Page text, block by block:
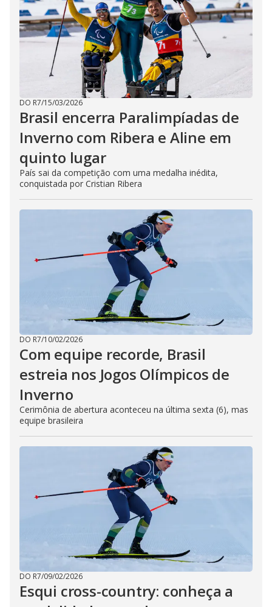
DO R7/15/03/2026
Brasil encerra Paralimpíadas de
Inverno com Ribera e Aline em
quinto lugar
País sai da competição com uma medalha inédita,
conquistada por Cristian Ribera
DO R7/10/02/2026
Com equipe recorde, Brasil
estreia nos Jogos Olímpicos de
Inverno
Cerimônia de abertura aconteceu na última sexta (6), mas
equipe brasileira
DO R7/09/02/2026
Esqui cross-country: conheça a